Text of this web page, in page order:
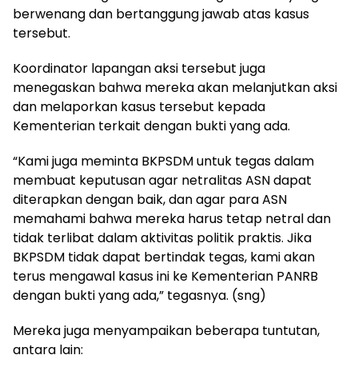
berwenang dan bertanggung jawab atas kasus
tersebut.
Koordinator lapangan aksi tersebut juga
menegaskan bahwa mereka akan melanjutkan aksi
dan melaporkan kasus tersebut kepada
Kementerian terkait dengan bukti yang ada.
“Kami juga meminta BKPSDM untuk tegas dalam
membuat keputusan agar netralitas ASN dapat
diterapkan dengan baik, dan agar para ASN
memahami bahwa mereka harus tetap netral dan
tidak terlibat dalam aktivitas politik praktis. Jika
BKPSDM tidak dapat bertindak tegas, kami akan
terus mengawal kasus ini ke Kementerian PANRB
dengan bukti yang ada,” tegasnya. (sng)
Mereka juga menyampaikan beberapa tuntutan,
antara lain: